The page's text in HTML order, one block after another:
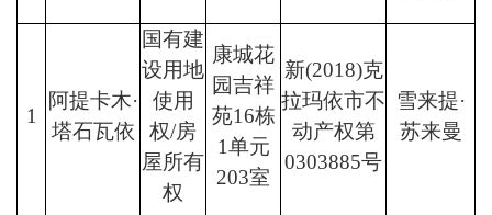
1
阿提卡木·
塔石瓦依
国有建
设用地
使用
权/房
屋所有
权
康城花
园吉祥
苑16栋
1单元
203室
新(2018)克
拉玛依市不
动产权第
0303885号
雪来提·
苏来曼